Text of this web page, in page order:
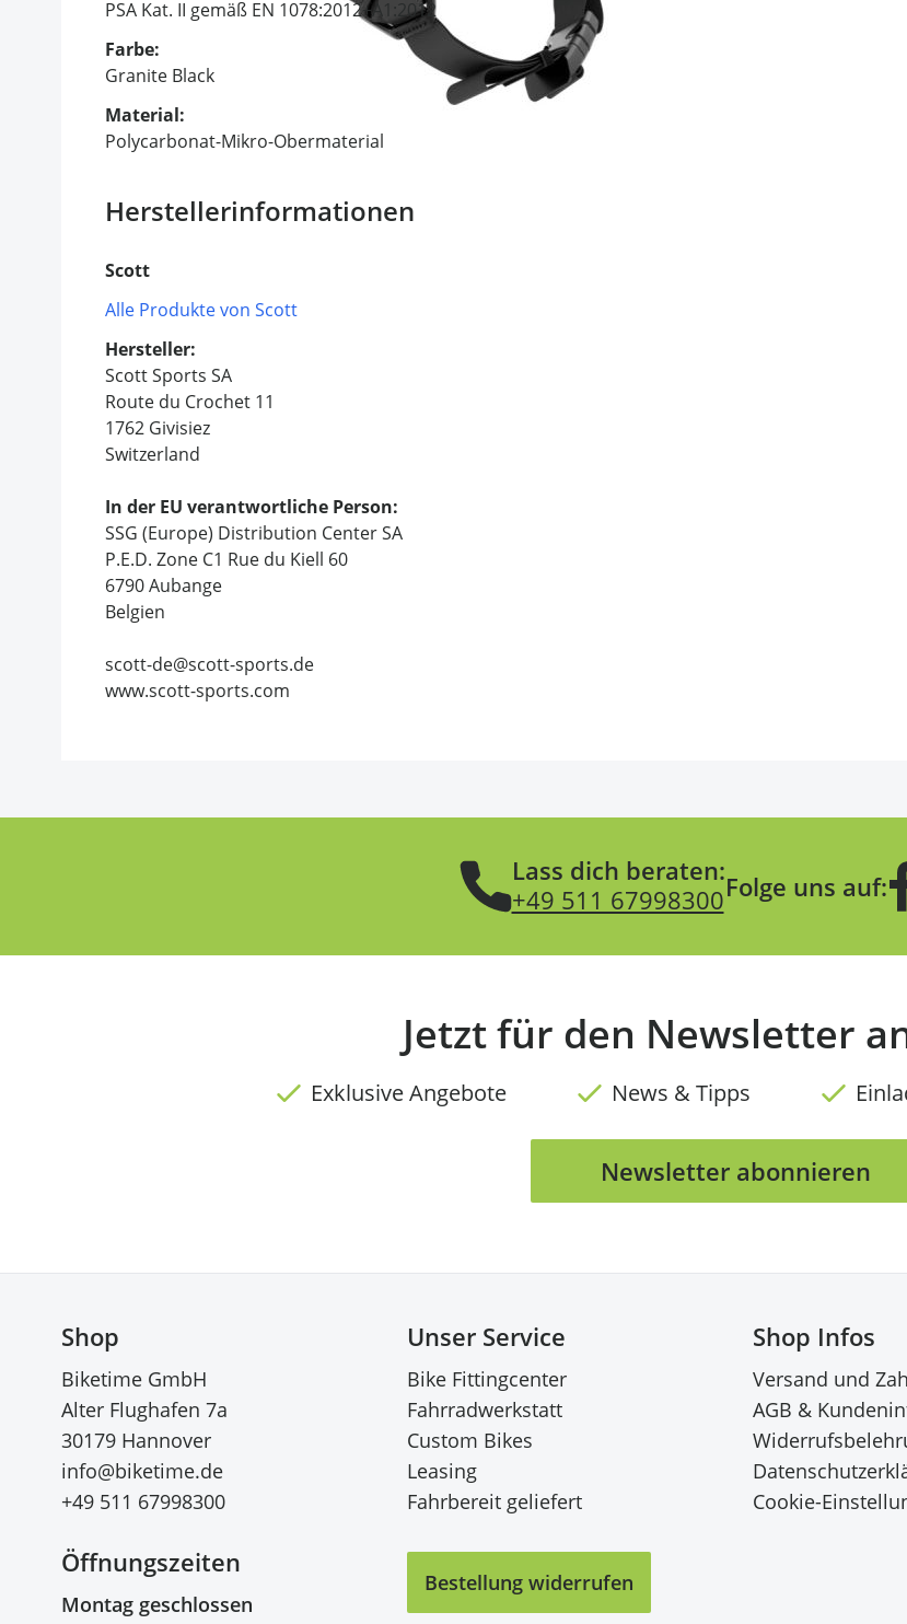
PSA Kat. II gemäß EN 1078:2012+A1:2012
Farbe:
Granite Black
Material:
Polycarbonat-Mikro-Obermaterial
Herstellerinformationen
Scott
Alle Produkte von Scott
Hersteller:
Scott Sports SA
Route du Crochet 11
1762 Givisiez
Switzerland
In der EU verantwortliche Person:
SSG (Europe) Distribution Center SA
P.E.D. Zone C1 Rue du Kiell 60
6790 Aubange
Belgien
scott-de@scott-sports.de
www.scott-sports.com
Lass dich beraten:
+49 511 67998300Folge uns auf:
Jetzt für den Newsletter
Exklusive Angebote News & Tipps
Newsletter abonnieren
Shop
Biketime GmbH
Alter Flughafen 7a
30179 Hannover
info@biketime.de
+49 511 67998300
Öffnungszeiten
Montag geschlossen
Unser Service
Bike Fittingcenter
Fahrradwerkstatt
Custom Bikes
Leasing
Fahrbereit geliefert
Shop Infos
Versand und
AGB &
Cookie-
Bestellung widerrufen